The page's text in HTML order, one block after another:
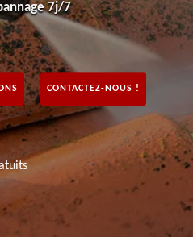
7j/7
CONTACTEZ-NOUS !